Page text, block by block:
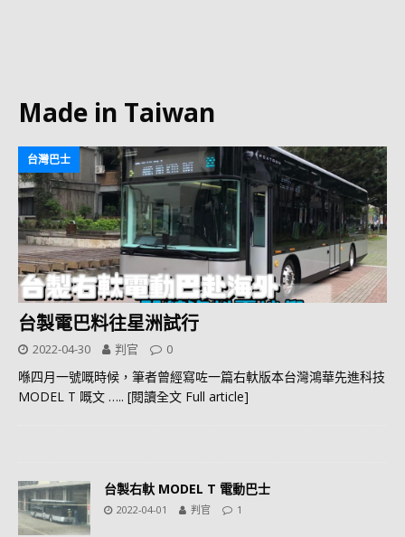
Made in Taiwan
台灣巴士
台製電巴料往星洲試行
2022-04-30 判官 0
喺四月一號嘅時候，筆者曾經寫咗一篇右軑版本台灣鴻華先進科技
MODEL T 嘅文 ….. [閱讀全文 Full article]
台製右軑 MODEL T 電動巴士
2022-04-01 判官 1